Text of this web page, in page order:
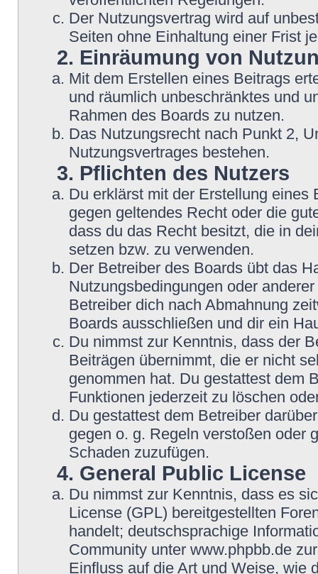
Der Nutzungsvertrag wird auf
Seiten ohne Einhaltung einer Frist
2. Einräumung von
Mit dem Erstellen eines Beitrags
und räumlich unbeschränktes und
Rahmen des Boards zu nutzen.
Das Nutzungsrecht nach Punkt 2,
Nutzungsvertrages bestehen.
3. Pflichten des Nutzers
Du erklärst mit der Erstellung eines
gegen geltendes Recht oder die
dass du das Recht besitzt, die in
setzen bzw. zu verwenden.
Der Betreiber des Boards übt das
Nutzungsbedingungen oder
Betreiber dich nach Abmahnung
Boards ausschließen und dir ein
Du nimmst zur Kenntnis, dass der
Beiträgen übernimmt, die er nicht
genommen hat. Du gestattest dem
Funktionen jederzeit zu löschen
Du gestattest dem Betreiber
gegen o. g. Regeln verstoßen oder
Schaden zuzufügen.
4. General Public License
Du nimmst zur Kenntnis, dass es
License (GPL) bereitgestellten
handelt; deutschsprachige
Community unter www.phpbb.de
Einfluss auf die Art und Weise, wie